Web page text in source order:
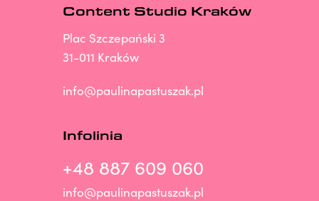
Content Studio Kraków
Plac Szczepański 3
31-011 Kraków
info@paulinapastuszak.pl
Infolinia
+48 887 609 060
info@paulinapastuszak.pl